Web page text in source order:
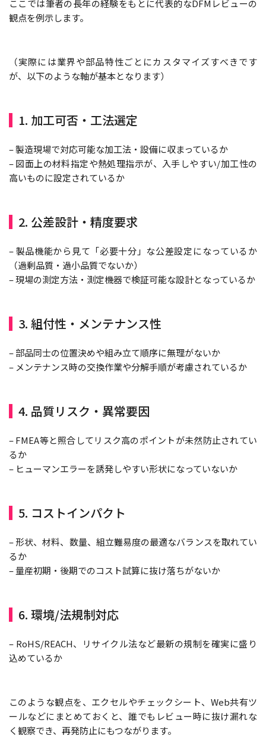
ここでは筆者の長年の経験をもとに代表的なDFMレビューの
観点を例示します。
（実際には業界や部品特性ごとにカスタマイズすべきです
が、以下のような軸が基本となります）
1. 加工可否・工法選定
– 製造現場で対応可能な加工法・設備に収まっているか
– 図面上の材料指定や熱処理指示が、入手しやすい/加工性の
高いものに設定されているか
2. 公差設計・精度要求
– 製品機能から見て「必要十分」な公差設定になっているか
（過剰品質・過小品質でないか）
– 現場の測定方法・測定機器で検証可能な設計となっているか
3. 組付性・メンテナンス性
– 部品同士の位置決めや組み立て順序に無理がないか
– メンテナンス時の交換作業や分解手順が考慮されているか
4. 品質リスク・異常要因
– FMEA等と照合してリスク高のポイントが未然防止されてい
るか
– ヒューマンエラーを誘発しやすい形状になっていないか
5. コストインパクト
– 形状、材料、数量、組立難易度の最適なバランスを取れてい
るか
– 量産初期・後期でのコスト試算に抜け落ちがないか
6. 環境/法規制対応
– RoHS/REACH、リサイクル法など最新の規制を確実に盛り
込めているか
このような観点を、エクセルやチェックシート、Web共有ツ
ールなどにまとめておくと、誰でもレビュー時に抜け漏れな
く観察でき、再発防止にもつながります。